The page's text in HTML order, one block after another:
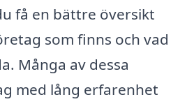
få en bättre översikt
som finns och vad
Många av dessa
med lång erfarenhet